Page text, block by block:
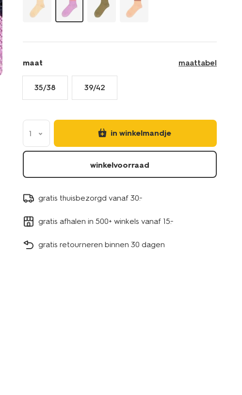
maat maattabel
35/38 39/42
1 in winkelmandje
winkelvoorraad
gratis thuisbezorgd vanaf 30.-
gratis afhalen in 500+ winkels vanaf 15.-
gratis retourneren binnen 30 dagen